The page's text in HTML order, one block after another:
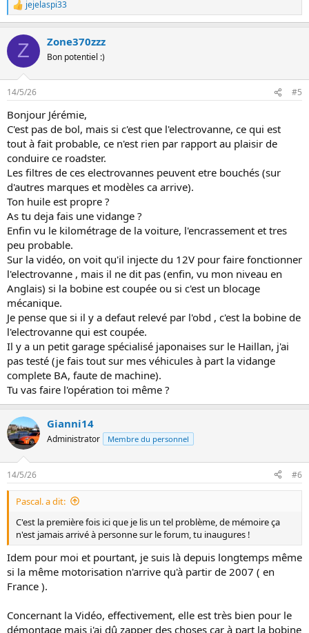
L
e
r
a
i
n
s
:
jejelaspi33
Z Zone370zzz
Bon potentiel :)
14/5/26 #5
Bonjour Jérémie,
C'est pas de bol, mais si c'est que l'electrovanne, ce qui est
tout à fait probable, ce n'est rien par rapport au plaisir de
conduire ce roadster.
Les filtres de ces electrovannes peuvent etre bouchés (sur
d'autres marques et modèles ca arrive).
Ton huile est propre ?
As tu deja fais une vidange ?
Enfin vu le kilométrage de la voiture, l'encrassement et tres
peu probable.
Sur la vidéo, on voit qu'il injecte du 12V pour faire fonctionner
l'electrovanne , mais il ne dit pas (enfin, vu mon niveau en
Anglais) si la bobine est coupée ou si c'est un blocage
mécanique.
Je pense que si il y a defaut relevé par l'obd , c'est la bobine de
l'electrovanne qui est coupée.
Il y a un petit garage spécialisé japonaises sur le Haillan, j'ai
pas testé (je fais tout sur mes véhicules à part la vidange
complete BA, faute de machine).
Tu vas faire l'opération toi même ?
Gianni14
Administrator Membre du personnel
14/5/26 #6
Pascal. a dit:
C'est la première fois ici que je lis un tel problème, de mémoire ça
n'est jamais arrivé à personne sur le forum, tu inaugures !
Idem pour moi et pourtant, je suis là depuis longtemps même
si la même motorisation n'arrive qu'à partir de 2007 ( en
France ).
Concernant la Vidéo, effectivement, elle est très bien pour le
démontage mais j'ai dû zapper des choses car à part la bobine